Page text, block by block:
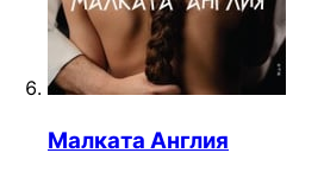
Малката Англия